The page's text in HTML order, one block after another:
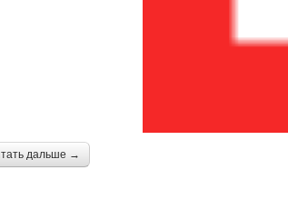
дальше →